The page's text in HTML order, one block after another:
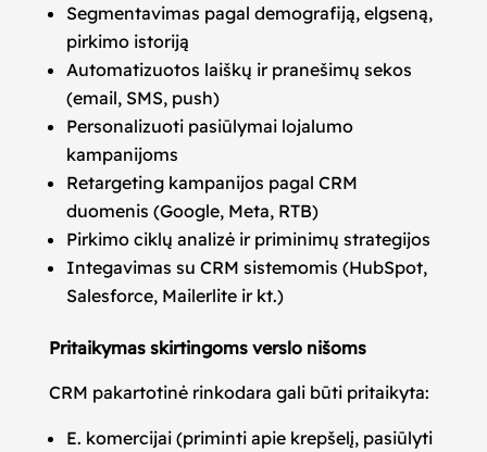
Segmentavimas pagal demografiją, elgseną,
pirkimo istoriją
Automatizuotos laiškų ir pranešimų sekos
(email, SMS, push)
Personalizuoti pasiūlymai lojalumo
kampanijoms
Retargeting kampanijos pagal CRM
duomenis (Google, Meta, RTB)
Pirkimo ciklų analizė ir priminimų strategijos
Integavimas su CRM sistemomis (HubSpot,
Salesforce, Mailerlite ir kt.)
Pritaikymas skirtingoms verslo nišoms
CRM pakartotinė rinkodara gali būti pritaikyta:
E. komercijai (priminti apie krepšelį, pasiūlyti